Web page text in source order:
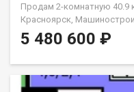
Продам 2-комнатную 40.9
Красноярск,
НЕ ОТ ЗАСТРОЙЩИКА
5 480 600 ₽